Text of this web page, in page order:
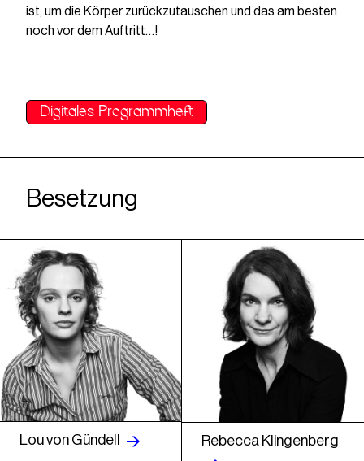
ist, um die Körper zurückzutauschen und das am besten
noch vor dem Auftritt…!
Digitales Programmheft
Besetzung
Lou von Gündell Rebecca Klingenberg